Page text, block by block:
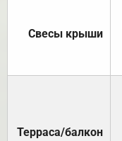
Свесы крыши
Терраса/балкон